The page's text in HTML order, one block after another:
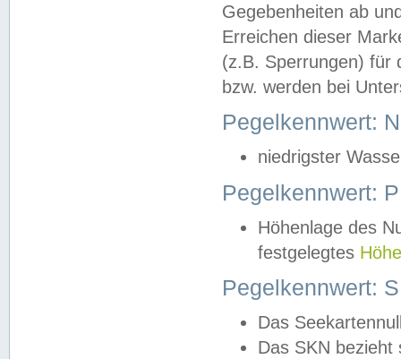
Gegebenheiten ab
Erreichen dieser
(z.B. Sperrungen) für
bzw. werden bei
Pegelkennwert:
niedrigster
Pegelkennwert:
Höhenlage des
festgelegtes
Pegelkennwert:
Das
Das SKN